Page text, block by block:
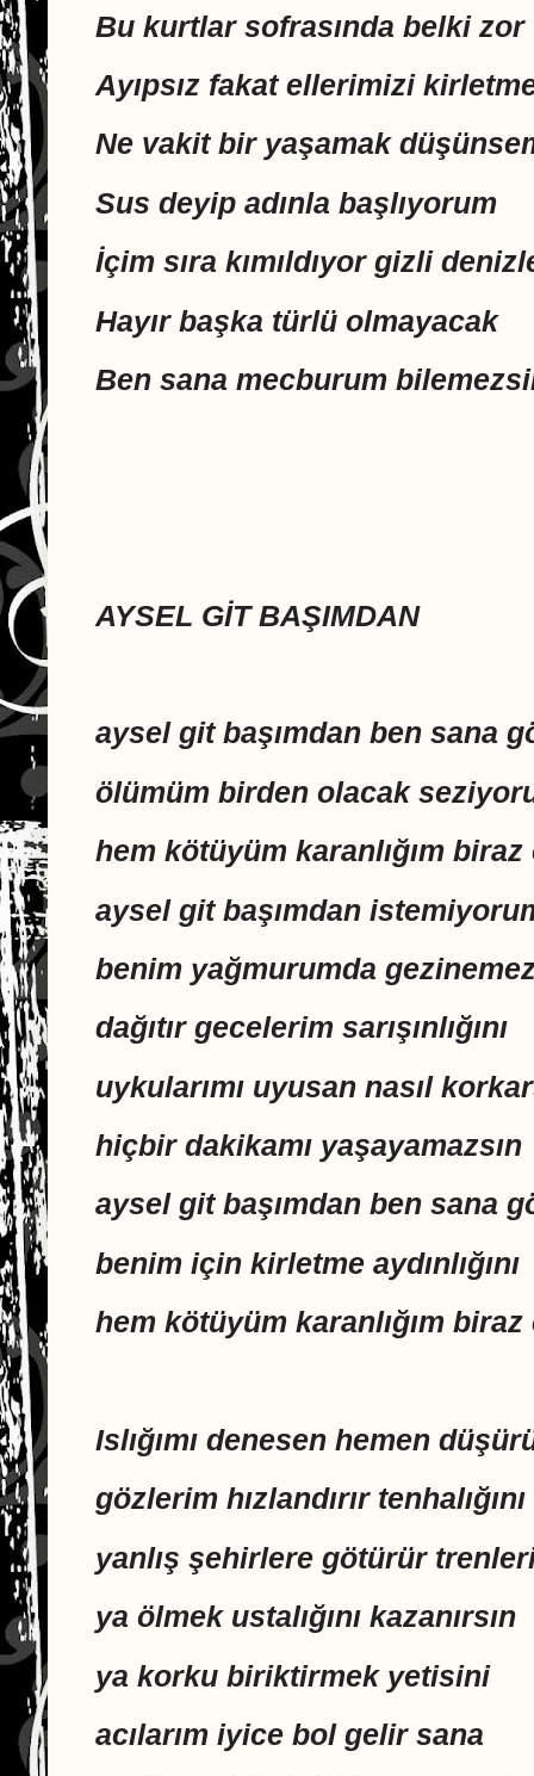
Bu kurtlar sofrasında belki zor
Ayıpsız fakat ellerimizi
Ne vakit bir yaşamak
Sus deyip adınla başlıyorum
İçim sıra kımıldıyor gizli
Hayır başka türlü olmayacak
Ben sana mecburum
AYSEL GİT BAŞIMDAN
aysel git başımdan ben sana
ölümüm birden olacak
hem kötüyüm karanlığım
aysel git başımdan
benim yağmurumda
dağıtır gecelerim sarışınlığını
uykularımı uyusan nasıl
hiçbir dakikamı yaşayamazsın
aysel git başımdan ben sana
benim için kirletme aydınlığını
hem kötüyüm karanlığım
Islığımı denesen hemen
gözlerim hızlandırır tenhalığını
yanlış şehirlere götürür
ya ölmek ustalığını kazanırsın
ya korku biriktirmek yetisini
acılarım iyice bol gelir sana